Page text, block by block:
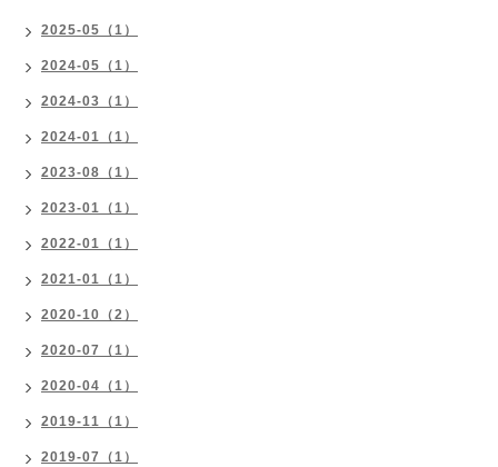
2025-05（1）
2024-05（1）
2024-03（1）
2024-01（1）
2023-08（1）
2023-01（1）
2022-01（1）
2021-01（1）
2020-10（2）
2020-07（1）
2020-04（1）
2019-11（1）
2019-07（1）